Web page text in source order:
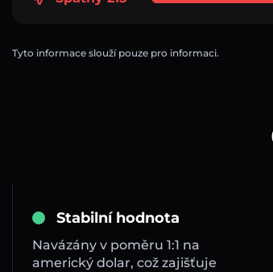
Tyto informace slouží pouze pro informaci.
Stabilní hodnota
Navázány v poměru 1:1 na
americký dolar, což zajišťuje